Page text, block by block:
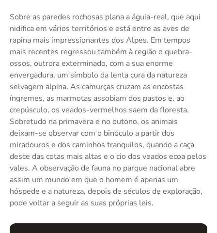
Sobre as paredes rochosas plana a águia-real, que aqui
nidifica em vários territórios e está entre as aves de
rapina mais impressionantes dos Alpes. Em tempos
mais recentes regressou também à região o quebra-
ossos, outrora exterminado, com a sua enorme
envergadura, um símbolo da lenta cura da natureza
selvagem alpina. As camurças cruzam as encostas
íngremes, as marmotas assobiam dos pastos e, ao
crepúsculo, os veados-vermelhos saem da floresta.
Sobretudo na primavera e no outono, os animais
deixam-se observar com o binóculo a partir dos
miradouros e dos caminhos tranquilos, quando a caça
desce das cotas mais altas e o cio dos veados ecoa pelos
vales. A observação de fauna no parque nacional abre
assim um mundo em que o homem é apenas um
hóspede e a natureza, depois de séculos de exploração,
pode voltar a seguir as suas próprias leis.